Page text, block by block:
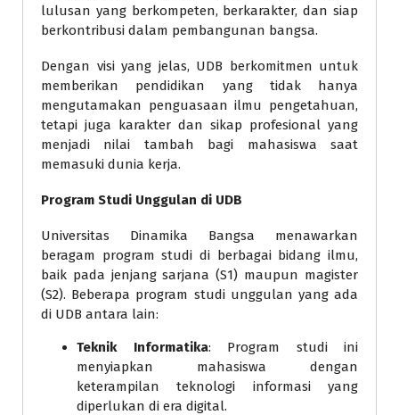
lulusan yang berkompeten, berkarakter, dan siap
berkontribusi dalam pembangunan bangsa.
Dengan visi yang jelas, UDB berkomitmen untuk
memberikan pendidikan yang tidak hanya
mengutamakan penguasaan ilmu pengetahuan,
tetapi juga karakter dan sikap profesional yang
menjadi nilai tambah bagi mahasiswa saat
memasuki dunia kerja.
Program Studi Unggulan di UDB
Universitas Dinamika Bangsa menawarkan
beragam program studi di berbagai bidang ilmu,
baik pada jenjang sarjana (S1) maupun magister
(S2). Beberapa program studi unggulan yang ada
di UDB antara lain:
Teknik Informatika: Program studi ini
menyiapkan mahasiswa dengan
keterampilan teknologi informasi yang
diperlukan di era digital.